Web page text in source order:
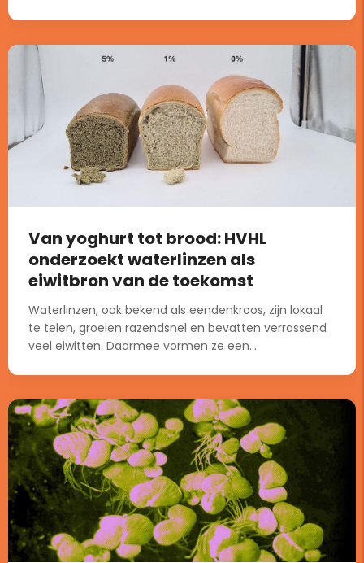
Van yoghurt tot brood: HVHL
onderzoekt waterlinzen als
eiwitbron van de toekomst
Waterlinzen, ook bekend als eendenkroos, zijn lokaal
te telen, groeien razendsnel en bevatten verrassend
veel eiwitten. Daarmee vormen ze een...